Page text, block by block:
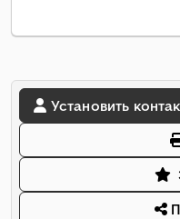
Установить